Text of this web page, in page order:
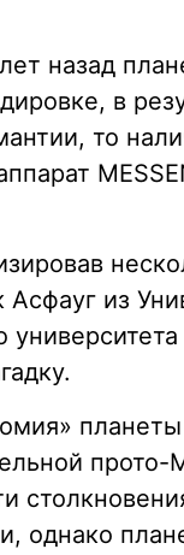
назад
в
то
из
однако